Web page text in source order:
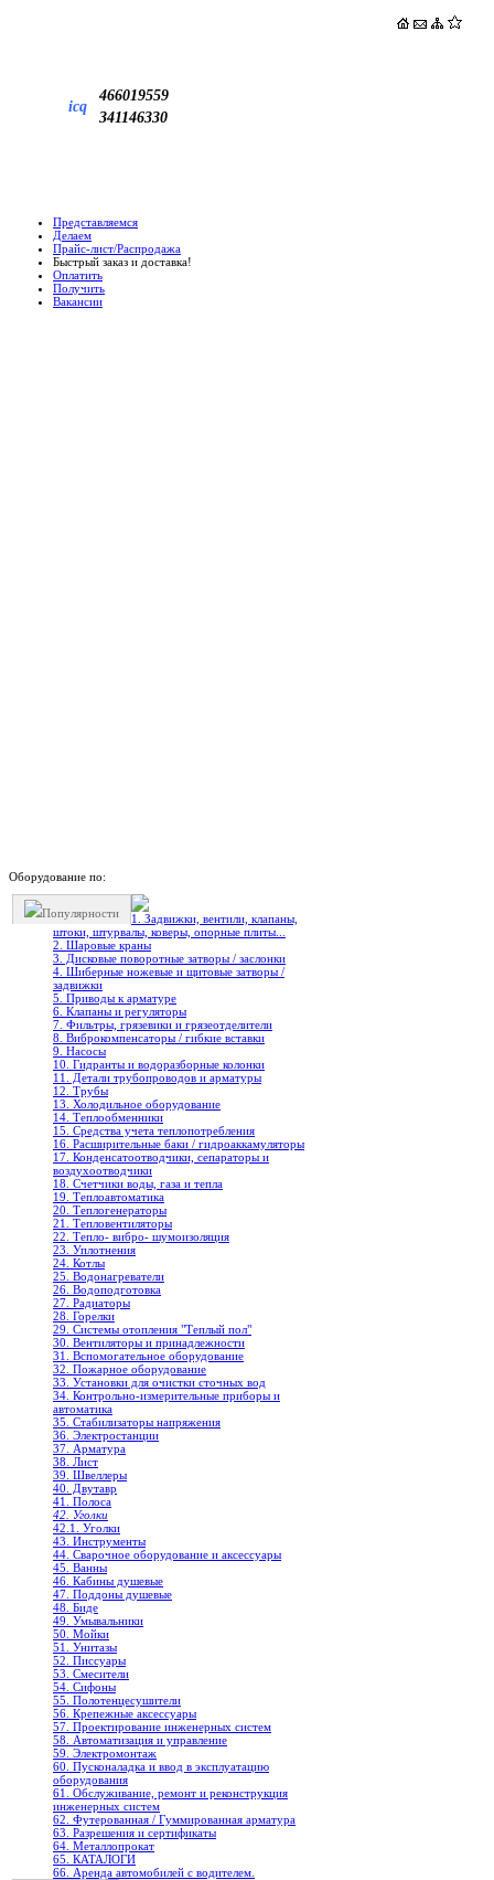
icq
466019559
341146330
Представляемся
Делаем
Прайс-лист/Распродажа
Быстрый заказ и доставка!
Оплатить
Получить
Вакансии
Оборудование по:
Популярности
1. Задвижки, вентили, клапаны,
штоки, штурвалы, коверы, опорные плиты...
2. Шаровые краны
3. Дисковые поворотные затворы / заслонки
4. Шиберные ножевые и щитовые затворы /
задвижки
5. Приводы к арматуре
6. Клапаны и регуляторы
7. Фильтры, грязевики и грязеотделители
8. Виброкомпенсаторы / гибкие вставки
9. Насосы
10. Гидранты и водоразборные колонки
11. Детали трубопроводов и арматуры
12. Трубы
13. Холодильное oборудование
14. Теплообменники
15. Средства учета теплопотребления
16. Расширительные баки / гидроаккамуляторы
17. Конденсатоотводчики, сепараторы и
воздухоотводчики
18. Счетчики воды, газа и тепла
19. Теплоавтоматика
20. Теплогенераторы
21. Тепловентиляторы
22. Тепло- вибро- шумоизоляция
23. Уплотнения
24. Котлы
25. Водонагреватели
26. Водоподготовка
27. Радиаторы
28. Горелки
29. Системы отопления "Теплый пол"
30. Вентиляторы и принадлежности
31. Вспомогательное оборудование
32. Пожарное оборудование
33. Установки для очистки сточных вод
34. Контрольно-измерительные приборы и
автоматика
35. Стабилизаторы напряжения
36. Электростанции
37. Арматура
38. Лист
39. Швеллеры
40. Двутавр
41. Полоса
42. Уголки
42.1. Уголки
43. Инструменты
44. Сварочное оборудование и аксессуары
45. Ванны
46. Кабины душевые
47. Поддоны душевые
48. Биде
49. Умывальники
50. Мойки
51. Унитазы
52. Писсуары
53. Смесители
54. Сифоны
55. Полотенцесушители
56. Крепежные аксессуары
57. Проектирование инженерных систем
58. Автоматизация и управление
59. Электромонтаж
60. Пусконаладка и ввод в эксплуатацию
оборудования
61. Обслуживание, ремонт и реконструкция
инженерных систем
62. Футерованная / Гуммированная арматура
63. Разрешения и сертификаты
64. Металлопрокат
65. КАТАЛОГИ
66. Аренда автомобилей с водителем.